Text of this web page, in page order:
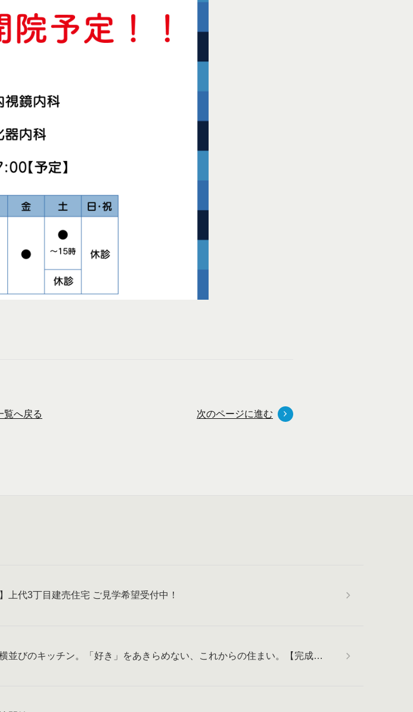
覧へ戻る 次のページに進む
上代3丁目建売住宅 ご見学希望受付中！
並びのキッチン。「好き」をあきらめない、これからの住まい。【完成見